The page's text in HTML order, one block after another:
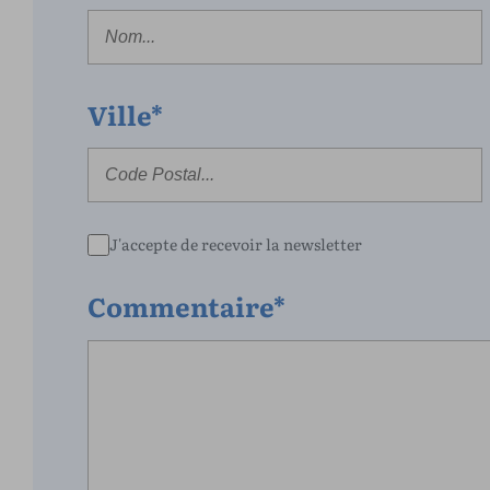
Ville*
J'accepte de recevoir la newsletter
Commentaire*